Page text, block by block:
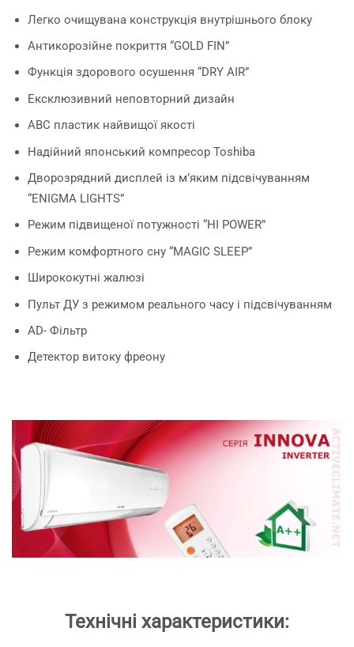
Легко очищувана конструкція внутрішнього блоку
Антикорозійне покриття “GOLD FIN”
Функція здорового осушення “DRY AIR”
Ексклюзивний неповторний дизайн
ABC пластик найвищої якості
Надійний японський компресор Toshiba
Дворозрядний дисплей із м’яким підсвічуванням
“ENIGMA LIGHTS”
Режим підвищеної потужності “HI POWER”
Режим комфортного сну “MAGIC SLEEP”
Ширококутні жалюзі
Пульт ДУ з режимом реального часу і підсвічуванням
AD- Фільтр
Детектор витоку фреону
Технічні характеристики: